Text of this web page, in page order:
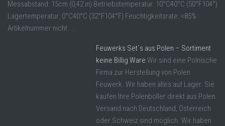
Messabstand: 15cm (0,42 in) Betriebstemperatur: 10°C40°C (50°F104°)
Lagertemperatur: 0°C40°C (32°F104°F) Feuchtigkeitsrate: <85%
Artikelnummer nicht ...
Feuwerks Set´s aus Polen – Sortiment
keine Billig Ware Wir sind eine Polnische
Firma zur Herstellung von Polen
Feuwerk. Wir haben alles auf Lager. Sie
kaufen Ihre Polenböller direkt aus Polen.
Versand nach Deutschland, Österreich
oder Schweiz sind möglich. Wir haben